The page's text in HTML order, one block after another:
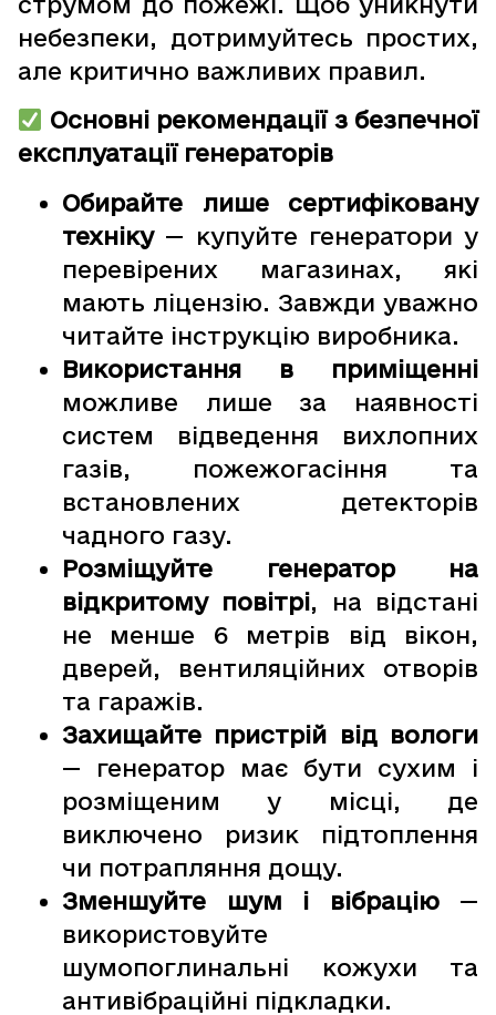
небезпеки, дотримуйтесь простих,
але критично важливих правил.
Основні рекомендації з безпечної
експлуатації генераторів
Обирайте лише сертифіковану
техніку— купуйте генератори у
перевірених магазинах, які
мають ліцензію. Завжди уважно
читайте інструкцію виробника.
Використання в приміщенні
можливе лише за наявності
систем відведення вихлопних
газів, пожежогасіння та
встановлених детекторів
чадного газу.
Розміщуйте генератор на
відкритому повітрі, на відстані
не менше 6 метрів від вікон,
дверей, вентиляційних отворів
та гаражів.
Захищайте пристрій від вологи
— генератор має бути сухим і
розміщеним у місці, де
виключено ризик підтоплення
чи потрапляння дощу.
Зменшуйте шум і вібрацію—
використовуйте
шумопоглинальні кожухи та
антивібраційні підкладки.